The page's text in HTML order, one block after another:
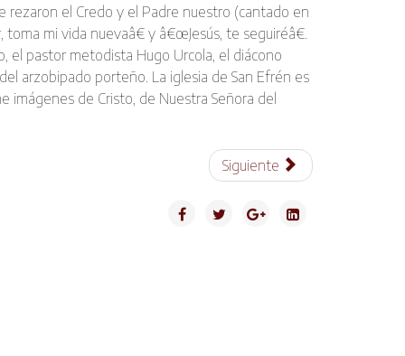
rezaron el Credo y el Padre nuestro (cantado en
mi vida nuevaâ€ y â€œJesús, te seguiréâ€.
el pastor metodista Hugo Urcola, el diácono
arzobipado porteño. La iglesia de San Efrén es
de Cristo, de Nuestra Señora del
Siguiente